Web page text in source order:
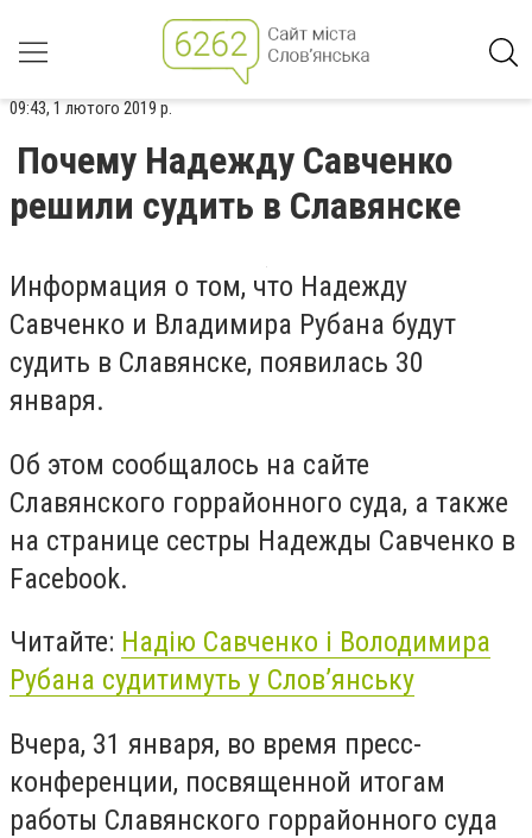
09:43, 1 лютого 2019 р.
Почему Надежду Савченко
решили судить в Славянске
Информация о том, что Надежду
Савченко и Владимира Рубана будут
судить в Славянске, появилась 30
января.
Об этом сообщалось на сайте
Славянского горрайонного суда, а также
на странице сестры Надежды Савченко в
Facebook.
Читайте: Надію Савченко і Володимира
Рубана судитимуть у Слов’янську
Вчера, 31 января, во время пресс-
конференции, посвященной итогам
работы Славянского горрайонного суда